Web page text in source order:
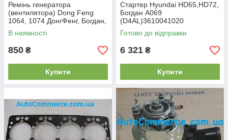
Ремінь генератора
(вентилятора) Dong Feng
1064, 1074 ДонгФенг, Богдан,
DF47 (8PK1803)
В наявності
850 ₴
Купити
Стартер Hyundai HD65,HD72,
Богдан А069
(D4AL)3610041020
Готово до відправки
6 321 ₴
Купити